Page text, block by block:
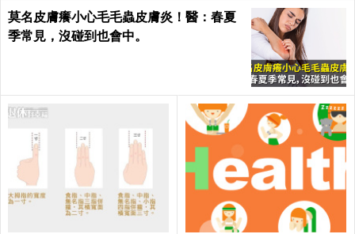
莫名皮膚癢小心毛毛蟲皮膚炎！醫：春夏
季常見，沒碰到也會中。